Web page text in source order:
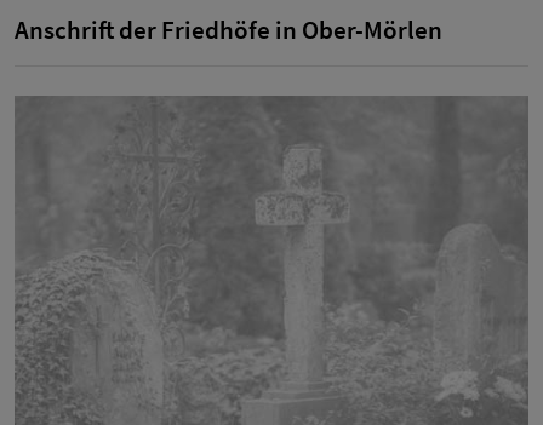
Anschrift der Friedhöfe in Ober-Mörlen